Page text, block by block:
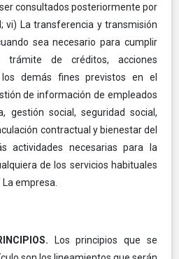
consultados posteriormente por
vi) La transferencia y transmisión
sea necesario para cumplir
trámite de créditos, acciones
demás fines previstos en el
de información de empleados
gestión social, seguridad social,
contractual y bienestar del
actividades necesarias para la
de los servicios habituales
empresa.
Los principios que se